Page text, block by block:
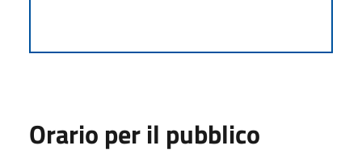
Orario per il pubblico